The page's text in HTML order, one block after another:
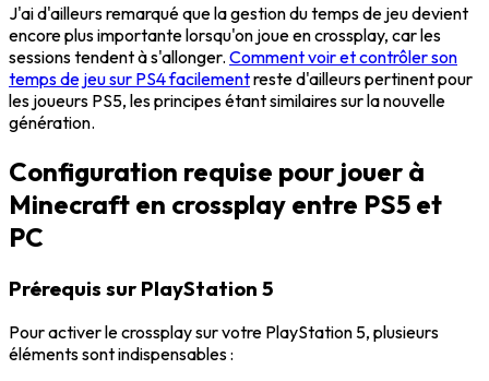
J'ai d'ailleurs remarqué que la gestion du temps de jeu devient
encore plus importante lorsqu'on joue en crossplay, car les
sessions tendent à s'allonger. Comment voir et contrôler son
temps de jeu sur PS4 facilementreste d'ailleurs pertinent pour
les joueurs PS5, les principes étant similaires sur la nouvelle
génération.
Configuration requise pour jouer à
Minecraft en crossplay entre PS5 et
PC
Prérequis sur PlayStation 5
Pour activer le crossplay sur votre PlayStation 5, plusieurs
éléments sont indispensables :